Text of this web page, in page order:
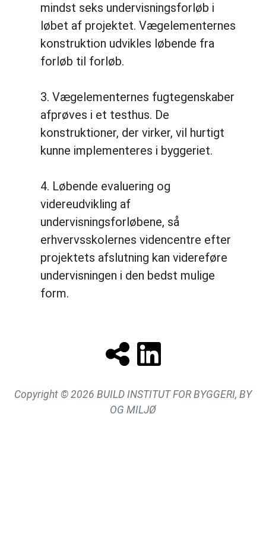
mindst seks undervisningsforløb i
løbet af projektet. Vægelementernes
konstruktion udvikles løbende fra
forløb til forløb.
3. Vægelementernes fugtegenskaber
afprøves i et testhus. De
konstruktioner, der virker, vil hurtigt
kunne implementeres i byggeriet.
4. Løbende evaluering og
videreudvikling af
undervisningsforløbene, så
erhvervsskolernes videncentre efter
projektets afslutning kan videreføre
undervisningen i den bedst mulige
form.
Copyright © 2026 BUILD INSTITUT FOR BYGGERI, BY
OG MILJØ